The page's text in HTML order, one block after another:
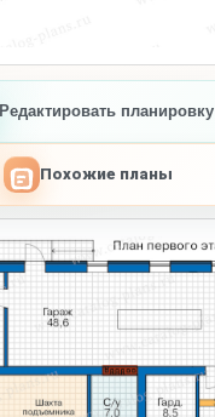
Редактировать планировку
Похожие планы